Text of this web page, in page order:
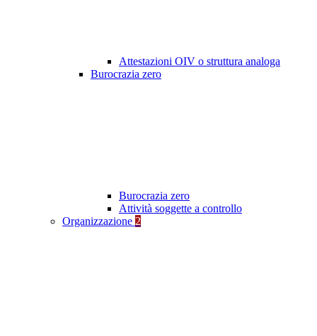
Attestazioni OIV o struttura analoga
Burocrazia zero
Burocrazia zero
Attività soggette a controllo
Organizzazione 2